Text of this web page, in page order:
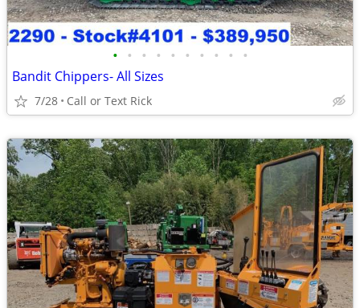
• • • • • • • • • •
Bandit Chippers- All Sizes
7/28 Call or Text Rick